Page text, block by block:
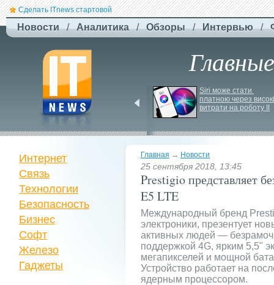
Сделать ITnews стартовой
Новости / Аналитика / Обзоры / Интервью /
плату за ручну поклажу
Siri може стати
платною через високі
витрати на роботу ІІ
Главная → Новости
25 сентября 2018, 13:45
Prestigio представляет
E5 LTE
Международный бренд
электроники, презентует
активных людей —
поддержкой 4G, ярким 5,5"
мегапикселей и мощной
Устройство работает на
ядерным процессором.
Интернет
Связь
Технологии
Безопасность
Бизнес
Софт
Железо
Гаджеты